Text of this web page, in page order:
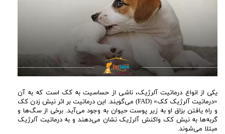
یکی از انواع درماتیت آلرژیک، ناشی از حساسیت به کک است که به آن
«درماتیت آلرژیک کک» (FAD) می‌گویند. این درماتیت بر اثر نیش زدن کک
و راه یافتن بزاق او به زیر پوست حیوان به وجود می‌آید. برخی از سگ‌ها و
گربه‌ها به نیش کک واکنش آلرژیک نشان می‌دهند و به درماتیت آلرژیک
مبتلا می‌شوند.